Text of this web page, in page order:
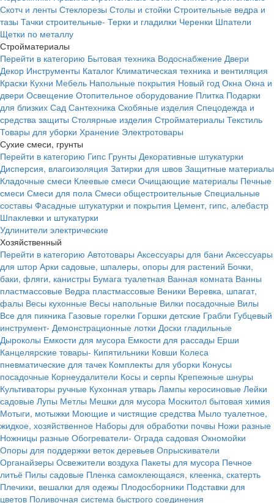
Скотч и ленты Стеклорезы Столы и стойки Строительные ведра и
тазы Тачки строительные- Терки и гладилки Черенки Шпатели
Щетки по металлу
Стройматериалы
Перейти в категорию Бытовая техника Водоснабжение Двери
Декор Инструменты Каталог Климатическая техника и вентиляция
Краски Кухни Мебель Напольные покрытия Новый год Окна Окна и
двери Освещение Отопительное оборудование Плитка Подарки
для близких Сад Сантехника Скобяные изделия Спецодежда и
средства защиты Столярные изделия Стройматериалы Текстиль
Товары для уборки Хранение Электротовары
Сухие смеси, грунты
Перейти в категорию Гипс Грунты Декоративные штукатурки
Дисперсия, влагоизоляция Затирки для швов Защитные материалы
Кладочные смеси Клеевые смеси Очищающие материалы Печные
смеси Смеси для пола Смеси общестроительные Специальные
составы Фасадные штукатурки и покрытия Цемент, гипс, алебастр
Шпаклевки и штукатурки
Удлинители электрические
Хозяйственный
Перейти в категорию Автотовары Аксессуары для бани Аксессуары
для штор Арки садовые, шпалеры, опоры для растений Бочки,
баки, фляги, канистры Бумага туалетная Ванная комната Ванны
пластмассовые Ведра пластмассовые Веники Веревка, шпагат,
фалы Весы кухонные Весы напольные Вилки посадочные Вилы
Все для пикника Газовые горелки Горшки детские Грабли Губцевый
инструмент- Демонстрационные лотки Доски гладильные
Дыроколы Емкости для мусора Емкости для рассады Ерши
Канцелярские товары- Кипятильники Ковши Колеса
пневматические для тачек Комплекты для уборки Конусы
посадочные Корнеудалители Косы и серпы Крепежные шнуры
Культиваторы ручные Кухонная утварь Лампы керосиновые Лейки
садовые Лупы Метлы Мешки для мусора Москитол бытовая химия
Мотыги, мотыжки Моющие и чистящие средства Мыло туалетное,
жидкое, хозяйственное Наборы для обработки почвы Ножи разные
Ножницы разные Обогреватели- Ограда садовая Окномойки
Опоры для поддержки веток деревьев Опрыскиватели
Органайзеры Освежители воздуха Пакеты для мусора Печное
литьё Пилы садовые Пленка самоклеющаяся, клеенка, скатерть
Плечики, вешалки для одежы Плодосборники Подставки для
цветов Поливочная система быстрого соединения